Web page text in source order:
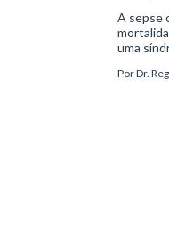
A sepse
uma
manejo
PorDr.